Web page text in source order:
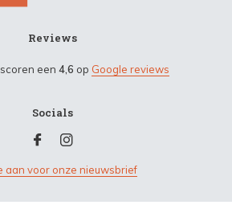
Reviews
een 4,6 op Google reviews
Socials
aan voor onze nieuwsbrief